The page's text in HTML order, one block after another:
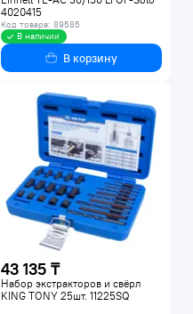
4020415
Код товара: 89585
В наличии
В корзину
43 135 ₸
Набор экстракторов и свёрл
KING TONY 25шт. 11225SQ